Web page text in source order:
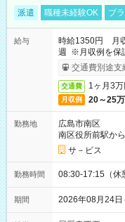
派遣 職種未経験OK ブ
給与
時給1350円 月
週 ※月収例を保
ービス利用可（
交通費別途支
交通費 1ヶ月3
月収例 20～25
勤務地
広島市南区
南区役所前駅か
サ－ビス
勤務時間 08:30-17:15（休
期間 2026年08月24